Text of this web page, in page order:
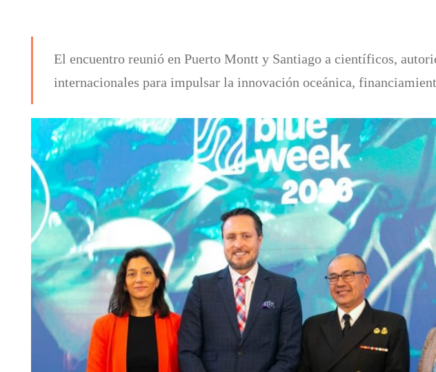
El encuentro reunió en Puerto Montt y Santiago a científicos,
internacionales para impulsar la innovación oceánica,